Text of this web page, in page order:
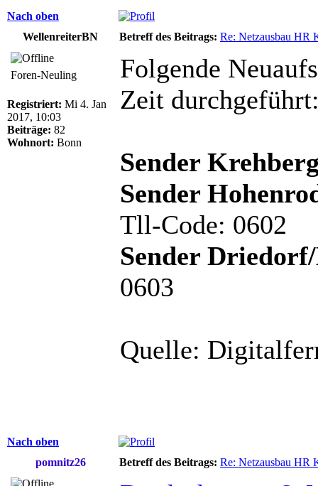
Nach oben
WellenreiterBN
Betreff des Beitrags: Re: Netzausbau HR
Foren-Neuling
Registriert: Mi 4. Jan
2017, 10:03
Beiträge: 82
Wohnort: Bonn
Folgende
Zeit
Sender
Sender
Tll-Code: 0602
Sender
0603
Quelle:
Nach oben
pomnitz26
Betreff des Beitrags: Re: Netzausbau HR